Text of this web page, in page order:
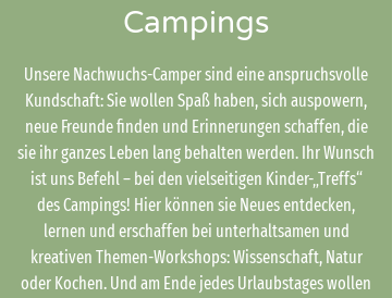
Campings
Unsere Nachwuchs-Camper sind eine anspruchsvolle
Kundschaft: Sie wollen Spaß haben, sich auspowern,
neue Freunde finden und Erinnerungen schaffen, die
sie ihr ganzes Leben lang behalten werden. Ihr Wunsch
ist uns Befehl – bei den vielseitigen Kinder-„Treffs“
des Campings! Hier können sie Neues entdecken,
lernen und erschaffen bei unterhaltsamen und
kreativen Themen-Workshops: Wissenschaft, Natur
oder Kochen. Und am Ende jedes Urlaubstages wollen